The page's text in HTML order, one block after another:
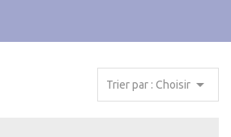
Trier par : Choisir